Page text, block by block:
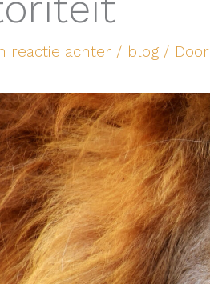
reactie achter / blog/ Door